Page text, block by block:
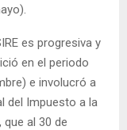
es progresiva y
en el periodo
e involucró a
del Impuesto a la
que al 30 de